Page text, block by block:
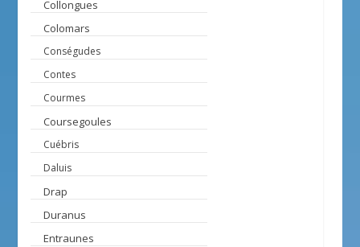
Collongues
Colomars
Conségudes
Contes
Courmes
Coursegoules
Cuébris
Daluis
Drap
Duranus
Entraunes